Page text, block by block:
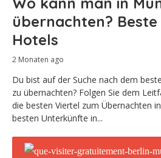
übernachten?
Hotels
2 Monaten ago
Du bist auf der Suche nach dem
zu übernachten? Folgen Sie dem
die besten Viertel zum Übernachten
besten Unterkünfte in...